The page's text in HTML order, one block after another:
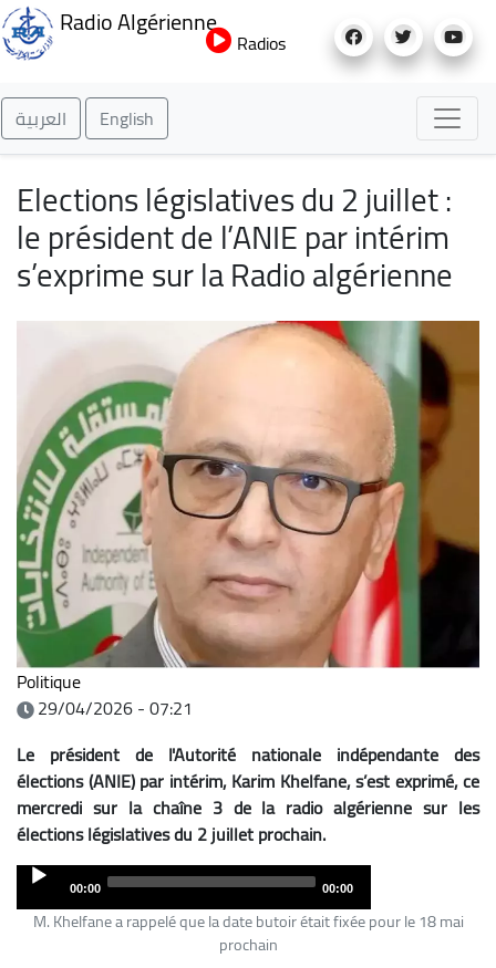
au
Radio Algérienne
Radios
العربية English
Elections législatives du 2 juillet :
le président de l’ANIE par intérim
s’exprime sur la Radio algérienne
Politique
29/04/2026 - 07:21
Le président de l'Autorité nationale indépendante des
élections (ANIE) par intérim, Karim Khelfane, s’est exprimé, ce
mercredi sur la chaîne 3 de la radio algérienne sur les
élections législatives du 2 juillet prochain.
Audio
Player 00:00 00:00
M. Khelfane a rappelé que la date butoir était fixée pour le 18 mai
prochain